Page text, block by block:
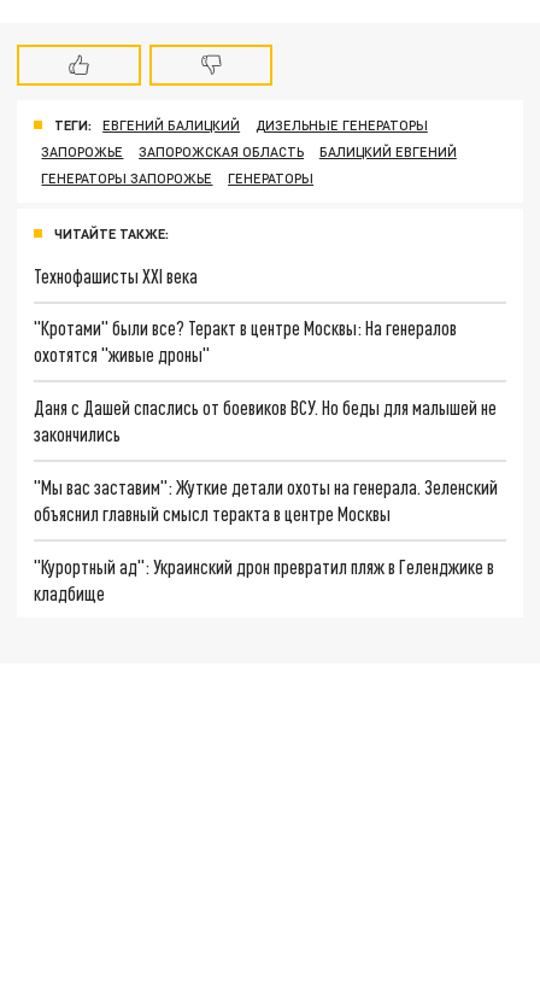
ТЕГИ: ЕВГЕНИЙ БАЛИЦКИЙ
ДИЗЕЛЬНЫЕ ГЕНЕРАТОРЫ
ЗАПОРОЖЬЕ
ЗАПОРОЖСКАЯ ОБЛАСТЬ
БАЛИЦКИЙ ЕВГЕНИЙ
ГЕНЕРАТОРЫ ЗАПОРОЖЬЕ
ГЕНЕРАТОРЫ
ЧИТАЙТЕ ТАКЖЕ:
Технофашисты XXI века
"Кротами" были все? Теракт в центре Москвы: На генералов
охотятся "живые дроны"
Даня с Дашей спаслись от боевиков ВСУ. Но беды для малышей не
закончились
"Мы вас заставим": Жуткие детали охоты на генерала. Зеленский
объяснил главный смысл теракта в центре Москвы
"Курортный ад": Украинский дрон превратил пляж в Геленджике в
кладбище